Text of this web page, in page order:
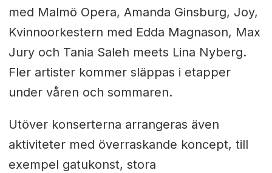
med Malmö Opera, Amanda Ginsburg, Joy,
Kvinnoorkestern med Edda Magnason, Max
Jury och Tania Saleh meets Lina Nyberg.
Fler artister kommer släppas i etapper
under våren och sommaren.
Utöver konserterna arrangeras även
aktiviteter med överraskande koncept, till
exempel gatukonst, stora